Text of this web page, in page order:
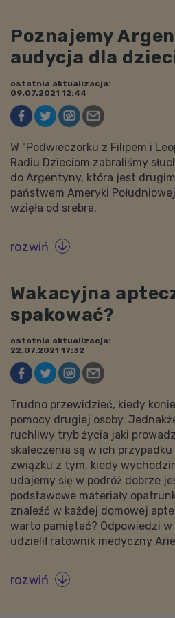
Poznajemy
audycja dla
ostatnia aktualizacja:
09.07.2021 12:44
W "Podwieczorku z Filipem i
Radiu Dzieciom zabraliśmy
do Argentyny, która jest
państwem Ameryki
wzięła od srebra.
rozwiń 
Wakacyjna
spakować?
ostatnia aktualizacja:
22.07.2021 17:32
Trudno przewidzieć, kiedy
pomocy drugiej osoby.
ruchliwy tryb życia jaki
skaleczenia są w ich
związku z tym, kiedy
udajemy się w podróż dobrze
podstawowe materiały
znaleźć w każdej domowej
warto pamiętać? Odpowiedzi w
udzielił ratownik medyczny
rozwiń 